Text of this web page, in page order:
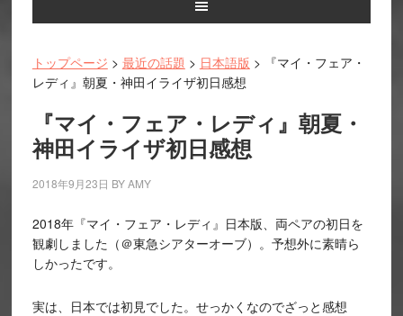
navigation
トップページ > 最近の話題 > 日本語版 > 『マイ・フェア・
レディ』朝夏・神田イライザ初日感想
『マイ・フェア・レディ』朝夏・
神田イライザ初日感想
2018年9月23日 BYAMY
2018年『マイ・フェア・レディ』日本版、両ペアの初日を
観劇しました（＠東急シアターオーブ）。予想外に素晴ら
しかったです。
実は、日本では初見でした。せっかくなのでざっと感想